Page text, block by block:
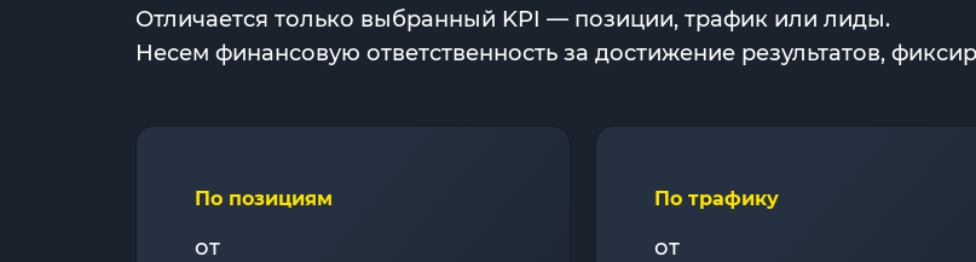
Отличается только выбранный KPI — позиции, трафик или лиды.
Несем финансовую ответственность за достижение результатов,
По позициям
от
По трафику
от